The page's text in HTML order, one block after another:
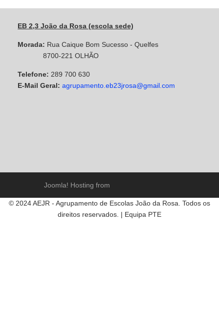
EB 2,3 João da Rosa (escola sede)
Morada: Rua Caique Bom Sucesso - Quelfes
8700-221 OLHÃO
Telefone: 289 700 630
E-Mail Geral: agrupamento.eb23jrosa@gmail.com
Joomla! Hosting from
© 2024 AEJR - Agrupamento de Escolas João da Rosa. Todos os
direitos reservados. | Equipa PTE